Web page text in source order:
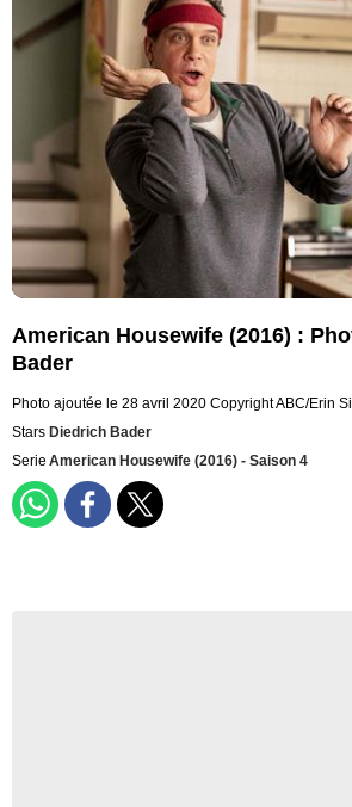
American Housewife (2016) :
Bader
Photo ajoutée le 28 avril 2020 Copyright ABC/Erin
Stars Diedrich Bader
Serie American Housewife (2016) - Saison 4